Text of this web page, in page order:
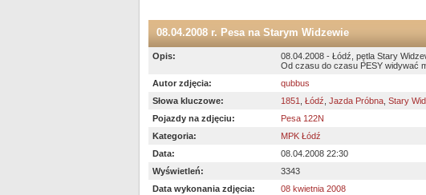
08.04.2008 r. Pesa na Starym Widzewie
Opis:
08.04.2008 - Łódź, pętla Stary
Od czasu do czasu PESY widywać
Autor zdjęcia:
qubbus
Słowa kluczowe:
1851 Łódź Jazda Próbna Stary
Pojazdy na zdjęciu:
Pesa 122N
Kategoria:
MPK Łódź
Data:
08.04.2008 22:30
Wyświetleń:
3343
Data wykonania zdjęcia:
08 kwietnia 2008